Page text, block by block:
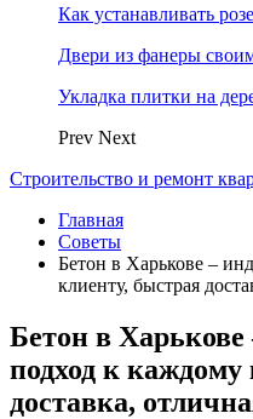
Как устанавливать
Двери из фанеры
Укладка плитки на
Prev Next
Строительство и ремонт
Главная
Советы
Бетон в Харькове –
клиенту, быстрая
Бетон в
подход к каждому
доставка,